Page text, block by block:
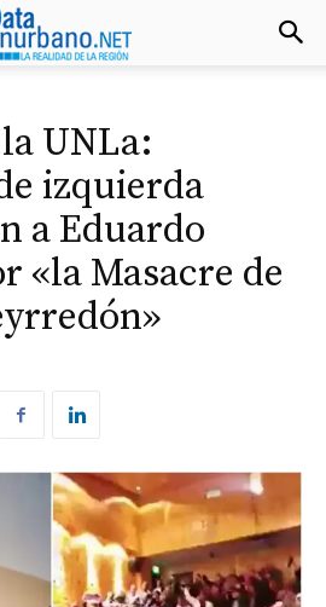
UNLa:
izquierda
a Eduardo
«la Masacre de